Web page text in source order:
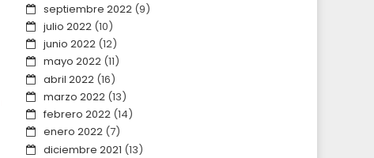
septiembre 2022(9)
julio 2022(10)
junio 2022(12)
mayo 2022(11)
abril 2022(16)
marzo 2022(13)
febrero 2022(14)
enero 2022(7)
diciembre 2021 (13)